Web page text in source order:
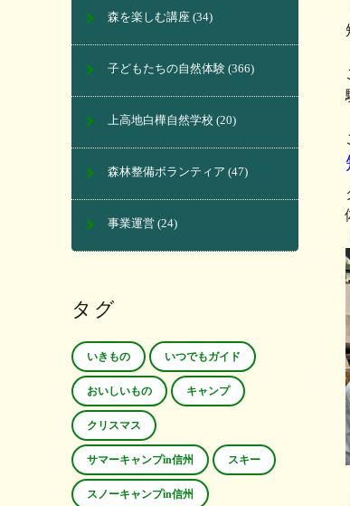
森を楽しむ講座 (34)
子どもたちの自然体験 (366)
上高地白樺自然学校 (20)
森林整備ボランティア (47)
事業運営 (24)
タグ
いきもの いつでもガイド
おいしいもの キャンプ
クリスマス
サマーキャンプin信州 スキー
スノーキャンプin信州